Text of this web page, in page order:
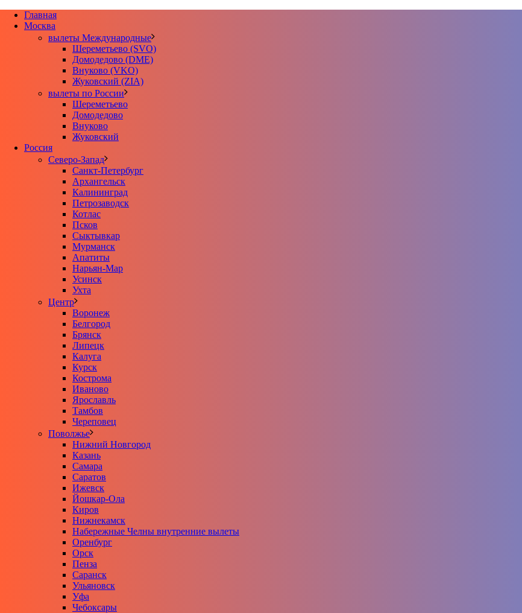
Главная
Москва
вылеты Международные
Шереметьево (SVO)
Домодедово (DME)
Внуково (VKO)
Жуковский (ZIA)
вылеты по России
Шереметьево
Домодедово
Внуково
Жуковский
Россия
Северо-Запад
Санкт-Петербург
Архангельск
Калининград
Петрозаводск
Котлас
Псков
Сыктывкар
Мурманск
Апатиты
Нарьян-Мар
Усинск
Ухта
Центр
Воронеж
Белгород
Брянск
Липецк
Калуга
Курск
Кострома
Иваново
Ярославль
Тамбов
Череповец
Поволжье
Нижний Новгород
Казань
Самара
Саратов
Ижевск
Йошкар-Ола
Киров
Нижнекамск
Набережные Челны внутренние вылеты
Оренбург
Орск
Пенза
Саранск
Ульяновск
Уфа
Чебоксары